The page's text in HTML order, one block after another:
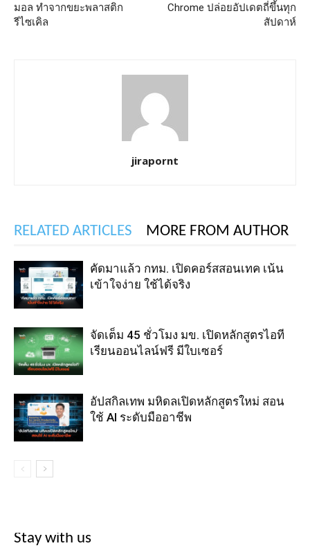
มอล ทำจากขยะพลาสติก
รีไซเคิล
Chrome ปล่อยอัปเดตถี่ขึ้นทุก
สัปดาห์
jirapornt
RELATED ARTICLES MORE FROM AUTHOR
คัดมาแล้ว กทม. เปิดคอร์สสอนเทค เน้น
เข้าใจง่าย ใช้ได้จริง
จัดเต็ม 45 ชั่วโมง มข. เปิดหลักสูตรไอที
เรียนออนไลน์ฟรี มีใบเซอร์
อัปสกิลเทพ มหิดลเปิดหลักสูตรใหม่ สอน
ใช้ AI ระดับมืออาชีพ
Stay with us